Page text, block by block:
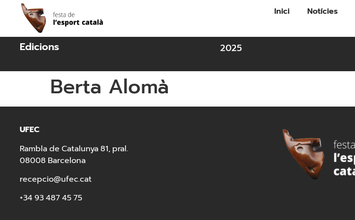
Inici Notícies
Edicions 2025
Berta Alomà
UFEC
Rambla de Catalunya 81, pral.
08008 Barcelona
recepcio@ufec.cat
+34 93 487 45 75